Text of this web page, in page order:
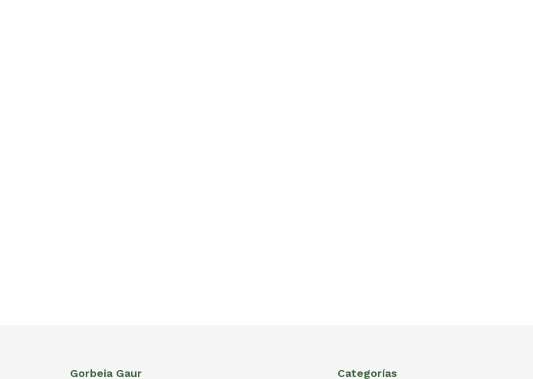
Gorbeia Gaur Categorías